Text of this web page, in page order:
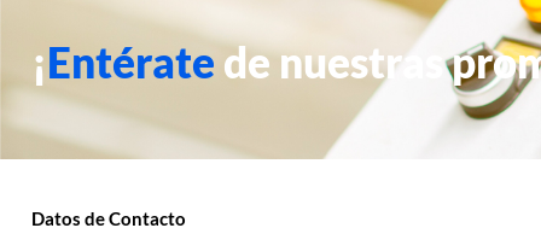
¡Entérate de nuestras
Datos de Contacto